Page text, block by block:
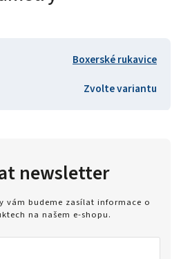
Boxerské rukavice
Zvolte variantu
newsletter
vám budeme zasílat informace o
na našem e-shopu.